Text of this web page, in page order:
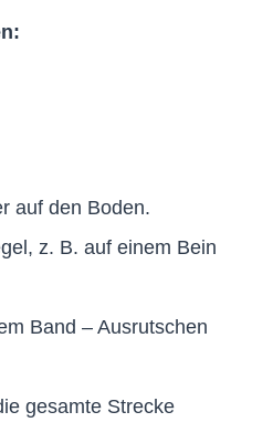
auf den Boden.
z. B. auf einem Bein
Band – Ausrutschen
gesamte Strecke